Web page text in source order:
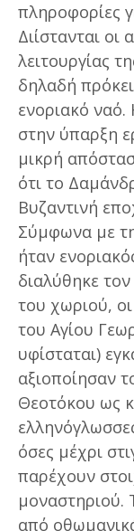
πληροφορίες
Διίστανται οι
λειτουργίας
δηλαδή
ενοριακό
στην ύπαρξη
μικρή
ότι το
Βυζαντινή
Σύμφωνα με
ήταν
διαλύθηκε
του χωριού,
του Αγίου
υφίσταται)
αξιοποίησαν
Θεοτόκου ως
όσες μέχρι
παρέχουν
μοναστηριού.
από